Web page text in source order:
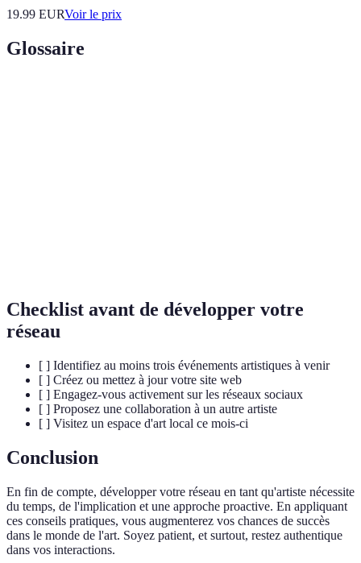
19.99 EURVoir le prix
Glossaire
Checklist avant de développer votre
réseau
[ ] Identifiez au moins trois événements artistiques à venir
[ ] Créez ou mettez à jour votre site web
[ ] Engagez-vous activement sur les réseaux sociaux
[ ] Proposez une collaboration à un autre artiste
[ ] Visitez un espace d'art local ce mois-ci
Conclusion
En fin de compte, développer votre réseau en tant qu'artiste nécessite
du temps, de l'implication et une approche proactive. En appliquant
ces conseils pratiques, vous augmenterez vos chances de succès
dans le monde de l'art. Soyez patient, et surtout, restez authentique
dans vos interactions.